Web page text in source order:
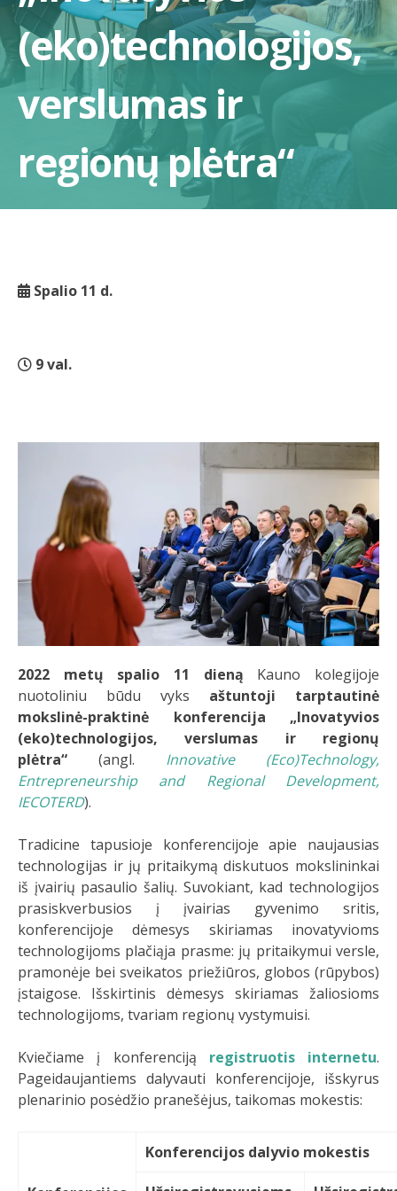
(eko)technologijos,
verslumas ir
regionų plėtra“
Spalio 11 d.
9 val.
2022 metų spalio 11 dieną Kauno kolegijoje
nuotoliniu būdu vyks aštuntoji tarptautinė
mokslinė-praktinė konferencija
„Inovatyvios
(eko)technologijos, verslumas ir regionų
plėtra“ (angl. Innovative (Eco)Technology,
Entrepreneurship and Regional Development,
IECOTERD).
Tradicine tapusioje konferencijoje apie naujausias
technologijas ir jų pritaikymą diskutuos mokslininkai
iš įvairių pasaulio šalių. Suvokiant, kad technologijos
prasiskverbusios į įvairias gyvenimo sritis,
konferencijoje dėmesys skiriamas inovatyvioms
technologijoms plačiąja prasme: jų pritaikymui versle,
pramonėje bei sveikatos priežiūros, globos (rūpybos)
įstaigose. Išskirtinis dėmesys skiriamas žaliosioms
technologijoms, tvariam regionų vystymuisi.
Kviečiame į konferenciją registruotis internetu.
Pageidaujantiems dalyvauti konferencijoje, išskyrus
plenarinio posėdžio pranešėjus, taikomas mokestis:
Konferencijos dalyvio mokestis